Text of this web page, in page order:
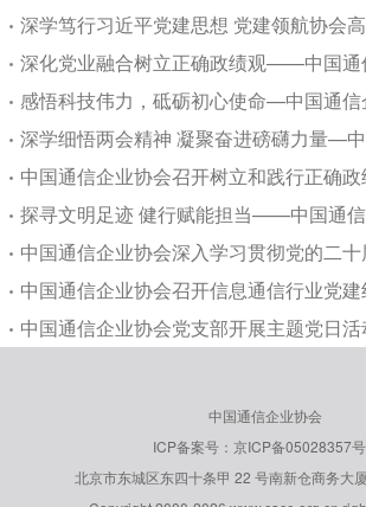
中国通信企业协会深入学习贯彻党的二
中国通信企业协会
ICP备案号：京ICP备05028357
北京市东城区东四十条甲 22 号南新仓商务大